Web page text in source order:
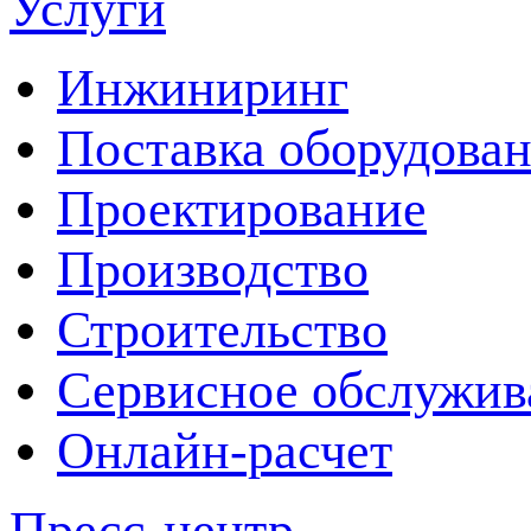
Инжиниринг
Поставка
Проектирование
Производство
Строительство
Сервисное
Онлайн-расчет